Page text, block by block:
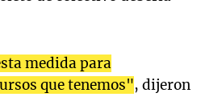
medida para
que tenemos", dijeron